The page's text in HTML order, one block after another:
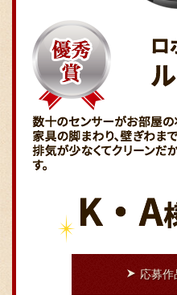
〒869-1107 熊本
TEL
096-
応募作